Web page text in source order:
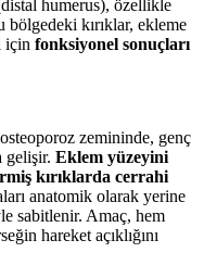
humerus), özellikle
bölgedeki kırıklar, ekleme
için fonksiyonel sonuçları
zemininde, genç
gelişir. Eklem yüzeyini
kırıklarda cerrahi
anatomik olarak yerine
sabitlenir. Amaç, hem
hareket açıklığını